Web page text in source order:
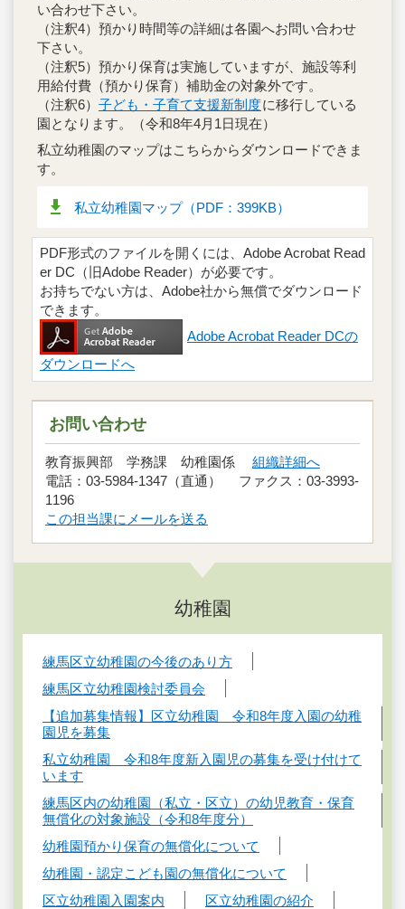
い合わせ下さい。
（注釈4）預かり時間等の詳細は各園へお問い合わせ
下さい。
（注釈5）預かり保育は実施していますが、施設等利
用給付費（預かり保育）補助金の対象外です。
（注釈6） 子ども・子育て支援新制度に移行している
園となります。（令和8年4月1日現在）
私立幼稚園のマップはこちらからダウンロードできま
す。
私立幼稚園マップ（PDF：399KB）
PDF形式のファイルを開くには、Adobe Acrobat Read
er DC（旧Adobe Reader）が必要です。
お持ちでない方は、Adobe社から無償でダウンロード
できます。
Adobe Acrobat Reader DCの
ダウンロードへ
お問い合わせ
教育振興部 学務課 幼稚園係 組織詳細へ
電話：03-5984-1347（直通） ファクス：03-3993-
1196
この担当課にメールを送る
幼稚園
練馬区立幼稚園の今後のあり方
練馬区立幼稚園検討委員会
【追加募集情報】区立幼稚園 令和8年度入園の幼稚
園児を募集
私立幼稚園 令和8年度新入園児の募集を受け付けて
います
練馬区内の幼稚園（私立・区立）の幼児教育・保育
無償化の対象施設（令和8年度分）
幼稚園預かり保育の無償化について
幼稚園・認定こども園の無償化について
区立幼稚園入園案内
区立幼稚園の紹介